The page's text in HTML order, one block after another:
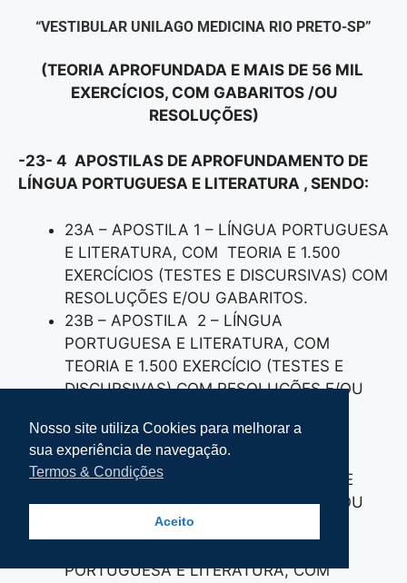
“VESTIBULAR UNILAGO MEDICINA RIO PRETO-SP”
(TEORIA APROFUNDADA E MAIS DE 56 MIL
EXERCÍCIOS, COM GABARITOS /OU
RESOLUÇÕES)
-23- 4 APOSTILAS DE APROFUNDAMENTO DE
LÍNGUA PORTUGUESA E LITERATURA , SENDO:
23A – APOSTILA 1 – LÍNGUA PORTUGUESA
E LITERATURA, COM TEORIA E 1.500
EXERCÍCIOS (TESTES E DISCURSIVAS) COM
RESOLUÇÕES E/OU GABARITOS.
23B – APOSTILA 2 – LÍNGUA
PORTUGUESA E LITERATURA, COM
TEORIA E 1.500 EXERCÍCIO (TESTES E
DISCURSIVAS) COM RESOLUÇÕES E/OU
23C – APOSTILA 3 – LÍNGUA
PORTUGUESA E LITERATURA, COM
TEORIA E 1.500 EXERCÍCIOS (TESTES E
DISCURSIVAS) COM RESOLUÇÕES E/OU
GABARITOS.
PORTUGUESA E LITERATURA, COM
Nosso site utiliza Cookies para melhorar a
sua experiência de navegação.
Termos & Condições
Aceito